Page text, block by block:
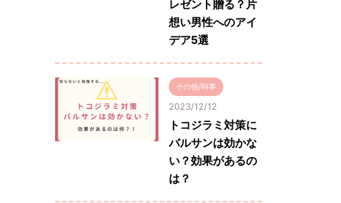
レゼント贈る？片
想い男性へのアイ
デア5選
その他/時事
2023/12/12
トコジラミ対策に
バルサンは効かな
い？効果があるの
は？